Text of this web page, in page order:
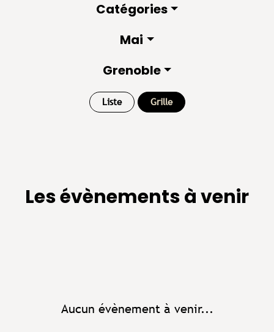
Catégories
Mai
Grenoble
Liste Grille
Les évènements à venir
Aucun évènement à venir...